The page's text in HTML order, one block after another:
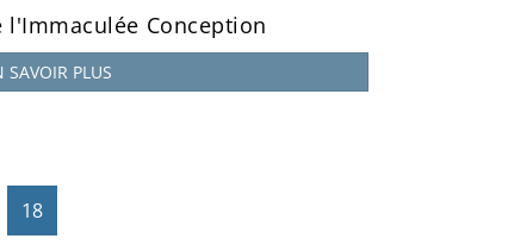
l'Immaculée Conception
SAVOIR PLUS
18